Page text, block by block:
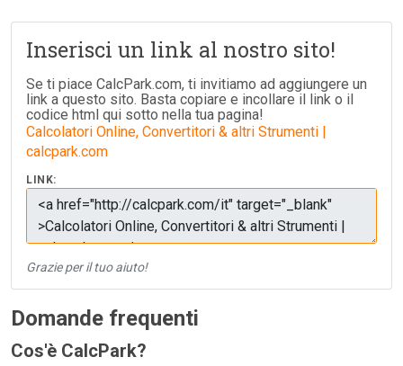
Inserisci un link al nostro sito!
Se ti piace CalcPark.com, ti invitiamo ad aggiungere un
link a questo sito. Basta copiare e incollare il link o il
codice html qui sotto nella tua pagina!
Calcolatori Online, Convertitori & altri Strumenti |
calcpark.com
LINK:
Grazie per il tuo aiuto!
Domande frequenti
Cos'è CalcPark?